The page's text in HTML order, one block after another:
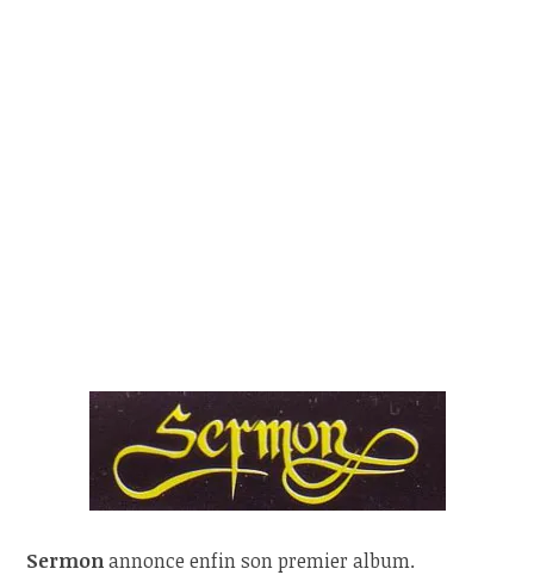
Sermonannonce enfin son premier album.